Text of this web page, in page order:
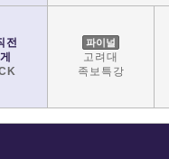
전
파이널
고려대
족보특강